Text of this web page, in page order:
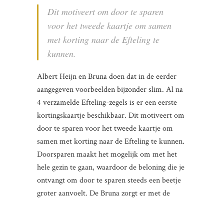
Dit motiveert om door te sparen
voor het tweede kaartje om samen
met korting naar de Efteling te
kunnen.
Albert Heijn en Bruna doen dat in de eerder
aangegeven voorbeelden bijzonder slim. Al na
4 verzamelde Efteling-zegels is er een eerste
kortingskaartje beschikbaar. Dit motiveert om
door te sparen voor het tweede kaartje om
samen met korting naar de Efteling te kunnen.
Doorsparen maakt het mogelijk om met het
hele gezin te gaan, waardoor de beloning die je
ontvangt om door te sparen steeds een beetje
groter aanvoelt. De Bruna zorgt er met de